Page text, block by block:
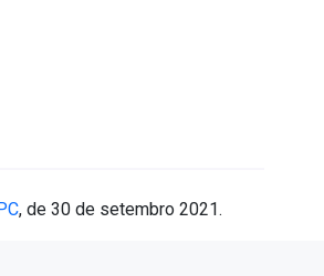
, de 30 de setembro 2021.